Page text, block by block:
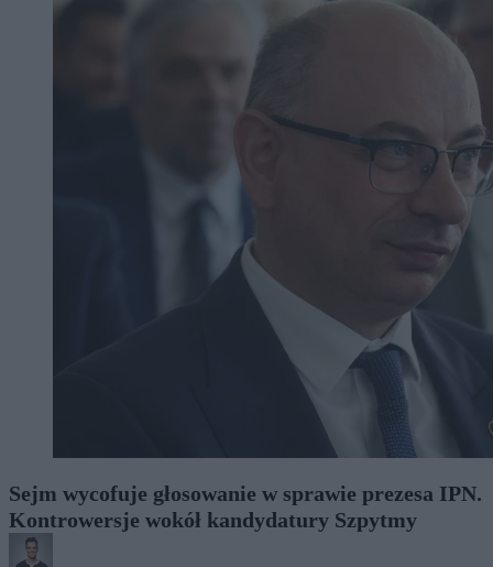
Sejm wycofuje głosowanie w sprawie prezesa IPN.
Kontrowersje wokół kandydatury Szpytmy